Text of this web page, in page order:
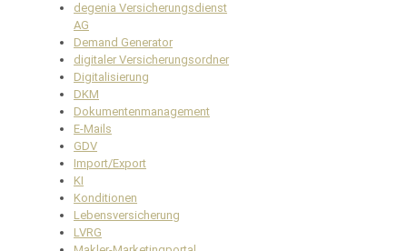
degenia Versicherungsdienst
AG
Demand Generator
digitaler Versicherungsordner
Digitalisierung
DKM
Dokumentenmanagement
E-Mails
GDV
Import/Export
KI
Konditionen
Lebensversicherung
LVRG